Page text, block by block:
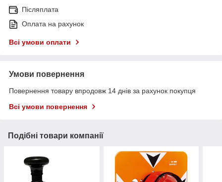
Післяплата
Оплата на рахунок
Всі умови оплати
Умови повернення
Повернення товару впродовж 14 днів за рахунок покупця
Всі умови повернення
Подібні товари компанії